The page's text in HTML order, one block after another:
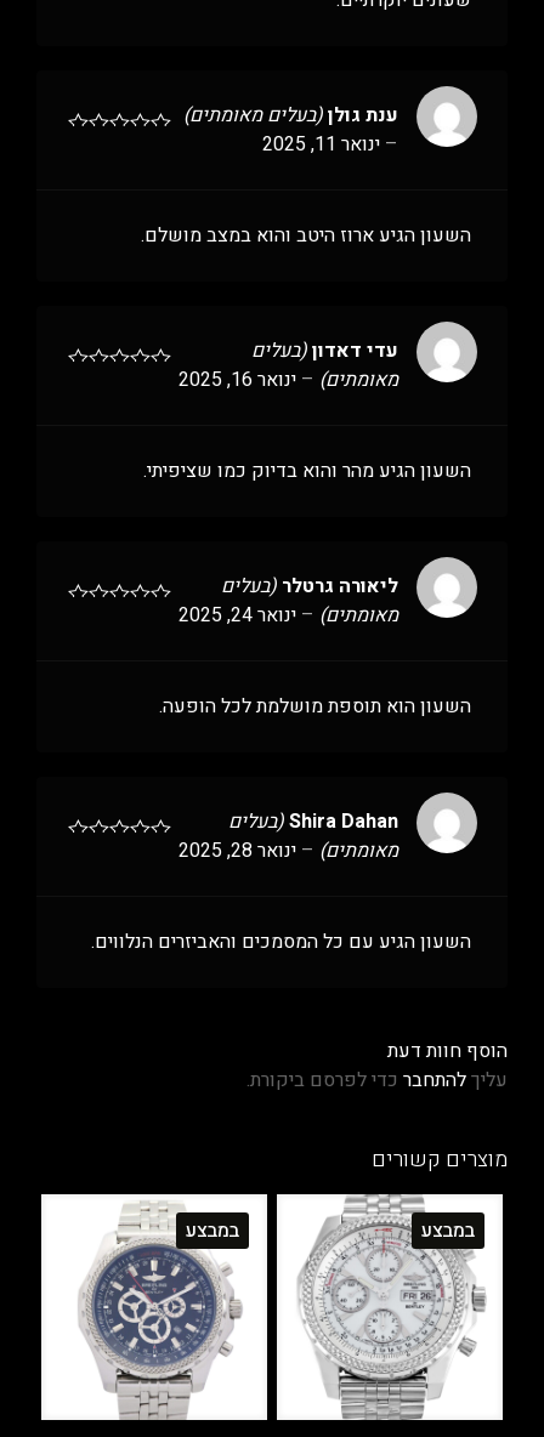
ענת גולן(בעלים מאומתים)
– ינואר 11, 2025
השעון הגיע ארוז היטב והוא במצב מושלם.
עדי דאדון(בעלים
מאומתים) – ינואר 16, 2025
השעון הגיע מהר והוא בדיוק כמו שציפיתי.
ליאורה גרטלר (בעלים
מאומתים) – ינואר 24, 2025
השעון הוא תוספת מושלמת לכל הופעה.
Shira Dahan(בעלים
מאומתים) – ינואר 28, 2025
השעון הגיע עם כל המסמכים והאביזרים הנלווים.
הוסף חוות דעת
עליךלהתחבר כדי לפרסם ביקורת.
מוצרים קשורים
במבצע במבצע